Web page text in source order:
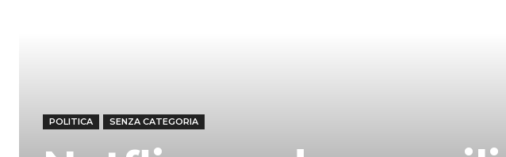
POLITICA SENZA CATEGORIA